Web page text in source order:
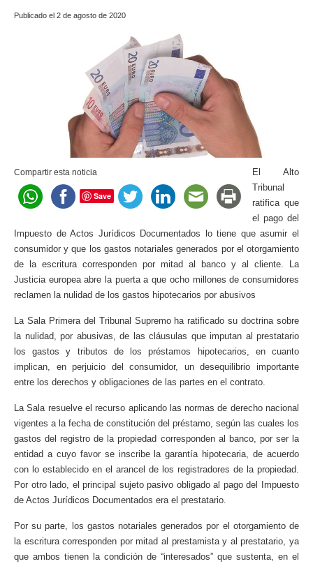
Publicado el 2 de agosto de 2020
Compartir esta noticia
Save
El Alto
Tribunal
ratifica que
el pago del
Impuesto de Actos Jurídicos Documentados lo tiene que asumir el
consumidor y que los gastos notariales generados por el otorgamiento
de la escritura corresponden por mitad al banco y al cliente. La
Justicia europea abre la puerta a que ocho millones de consumidores
reclamen la nulidad de los gastos hipotecarios por abusivos
La Sala Primera del Tribunal Supremo ha ratificado su doctrina sobre
la nulidad, por abusivas, de las cláusulas que imputan al prestatario
los gastos y tributos de los préstamos hipotecarios, en cuanto
implican, en perjuicio del consumidor, un desequilibrio importante
entre los derechos y obligaciones de las partes en el contrato.
La Sala resuelve el recurso aplicando las normas de derecho nacional
vigentes a la fecha de constitución del préstamo, según las cuales los
gastos del registro de la propiedad corresponden al banco, por ser la
entidad a cuyo favor se inscribe la garantía hipotecaria, de acuerdo
con lo establecido en el arancel de los registradores de la propiedad.
Por otro lado, el principal sujeto pasivo obligado al pago del Impuesto
de Actos Jurídicos Documentados era el prestatario.
Por su parte, los gastos notariales generados por el otorgamiento de
la escritura corresponden por mitad al prestamista y al prestatario, ya
que ambos tienen la condición de “interesados” que sustenta, en el